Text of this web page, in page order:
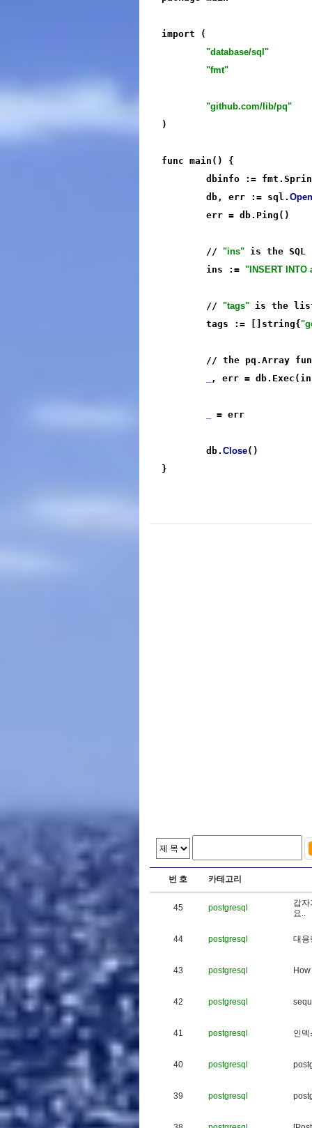
import (
"database/sql"
"fmt"
"github.com/lib/pq"
)
func main() {
dbinfo :=
	db, err := sql.
Open
	//
"ins" is the SQL
	ins :=
"INSERT INTO
	//
"tags" is the
	tags := []string{
, err =
= err
	db.
Close()
}
번 호 카테고리
45 postgresql 갑자
요..
44 postgresql 대 용
43 postgresql How
42 postgresql sequ
41 postgresql 인덱
40 postgresql post
39 postgresql post